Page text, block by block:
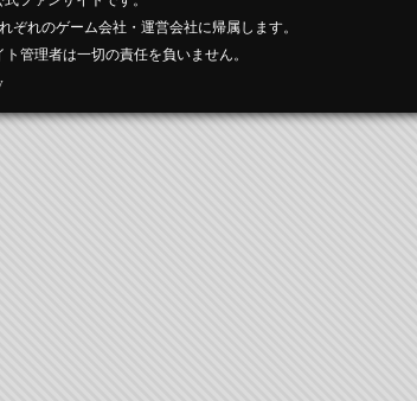
れのゲーム会社・運営会社に帰属します。
管理者は一切の責任を負いません。